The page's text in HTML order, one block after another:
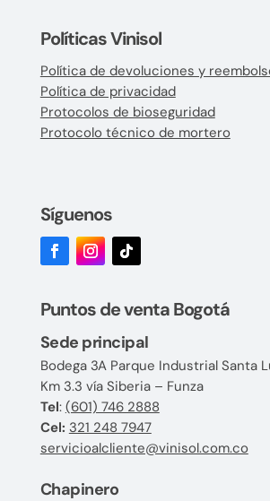
Políticas Vinisol
Política de devoluciones y
Política de privacidad
Protocolos de bioseguridad
Protocolo técnico de mortero
Síguenos
Puntos de venta Bogotá
Sede principal
Bodega 3A Parque Industrial Santa
Km 3.3 vía Siberia – Funza
Tel: (601) 746 2888
Cel: 321 248 7947
servicioalcliente@vinisol.com.co
Chapinero